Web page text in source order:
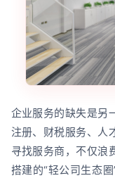
企业服务的缺失是另
注册、财税服务、人
寻找服务商，不仅浪
搭建的“轻公司生态